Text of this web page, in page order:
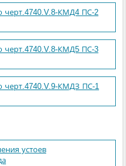
черт.4740.V.8-КМД4 ПС-2
черт.4740.V.8-КМД5 ПС-3
черт.4740.V.9-КМДЗ ПС-1
устоев